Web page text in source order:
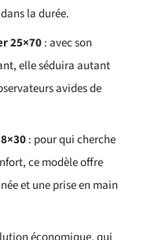
la durée.
25×70: avec son
elle séduira autant
avides de
: pour qui cherche
ce modèle offre
et une prise en main